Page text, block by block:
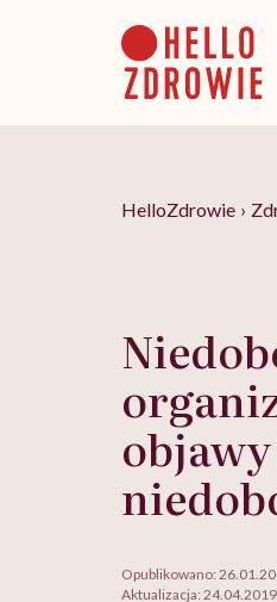
HelloZdrowie ›
Opublikowano:
Aktualizacja: